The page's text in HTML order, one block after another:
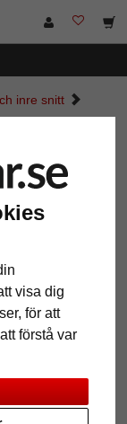
visa dig
för att
förstå var
inre snitt